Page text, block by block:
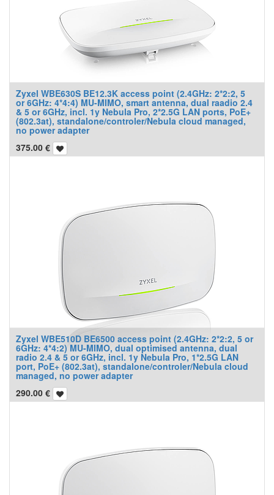
Zyxel WBE630S BE12.3K access point (2.4GHz: 2*2:2, 5
or 6GHz: 4*4:4) MU-MIMO, smart antenna, dual raadio 2.4
& 5 or 6GHz, incl. 1y Nebula Pro, 2*2.5G LAN ports, PoE+
(802.3at), standalone/controler/Nebula cloud managed,
no power adapter
375.00 €
Zyxel WBE510D BE6500 access point (2.4GHz: 2*2:2, 5 or
6GHz: 4*4:2) MU-MIMO, dual optimised antenna, dual
radio 2.4 & 5 or 6GHz, incl. 1y Nebula Pro, 1*2.5G LAN
port, PoE+ (802.3at), standalone/controler/Nebula cloud
managed, no power adapter
290.00 €